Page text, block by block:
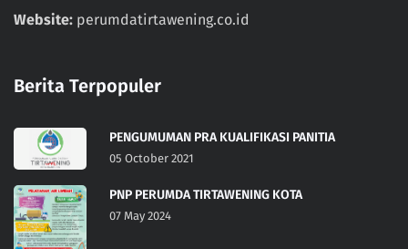
Website: perumdatirtawening.co.id
Berita Terpopuler
PENGUMUMAN PRA KUALIFIKASI PANITIA
05 October 2021
PNP PERUMDA TIRTAWENING KOTA
07 May 2024